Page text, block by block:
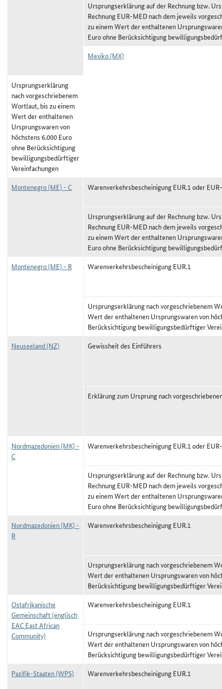
Ursprungserklärung auf der Rechnung bzw.
Rechnung EUR-MED nach dem jeweils
zu einem Wert der enthaltenen
Euro ohne Berücksichtigung
Mexiko (MX)
Ursprungserklärung
nach vorgeschriebenem
Wortlaut, bis zu einem
Wert der enthaltenen
Ursprungswaren von
höchstens 6.000 Euro
ohne Berücksichtigung
bewilligungsbedürftiger
Vereinfachungen
Montenegro (ME) - C
Warenverkehrsbescheinigung EUR.1 oder
Ursprungserklärung auf der Rechnung bzw.
Rechnung EUR-MED nach dem jeweils
zu einem Wert der enthaltenen
Euro ohne Berücksichtigung
Montenegro (ME) - R
Warenverkehrsbescheinigung EUR.1
Ursprungserklärung nach vorgeschriebenem
Wert der enthaltenen Ursprungswaren von
Berücksichtigung bewilligungsbedürftiger
Neuseeland (NZ)
Gewissheit des Einführers
Erklärung zum Ursprung nach
Nordmazedonien (MK) -
C
Warenverkehrsbescheinigung EUR.1 oder
Ursprungserklärung auf der Rechnung bzw.
Rechnung EUR-MED nach dem jeweils
zu einem Wert der enthaltenen
Euro ohne Berücksichtigung
Nordmazedonien (MK) -
R
Warenverkehrsbescheinigung EUR.1
Ursprungserklärung nach vorgeschriebenem
Wert der enthaltenen Ursprungswaren von
Berücksichtigung bewilligungsbedürftiger
Ostafrikanische
Gemeinschaft (englisch
EAC East African
Community)
Warenverkehrsbescheinigung EUR.1
Ursprungserklärung nach vorgeschriebenem
Wert der enthaltenen Ursprungswaren von
Berücksichtigung bewilligungsbedürftiger
Pazifik-Staaten (WPS)
Warenverkehrsbescheinigung EUR.1